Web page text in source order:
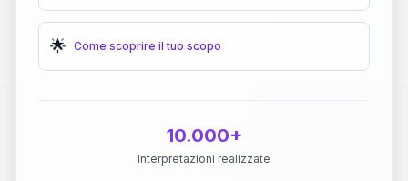
🌟 Come scoprire il tuo scopo
10.000+
Interpretazioni realizzate